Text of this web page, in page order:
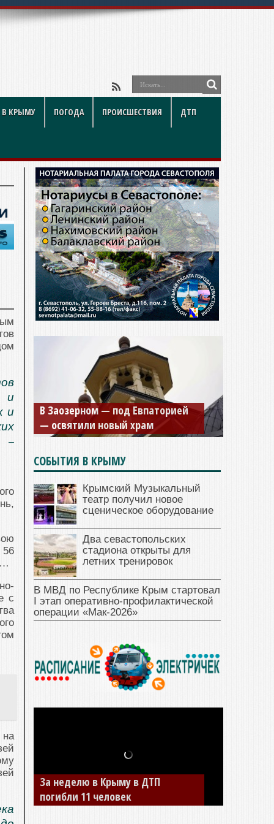
КРЫМУ ПОГОДА ПРОИСШЕСТВИЯ ДТП
и
и
–
56
с
на
Мужской монастырь Косьмы и
Дамиана в Крыму вновь открыт
для посещения
СОБЫТИЯ В КРЫМУ
Крымский Музыкальный
театр получил новое
сценическое оборудование
Два севастопольских
стадиона открыты для
летних тренировок
В МВД по Республике Крым стартовал
I этап оперативно‑профилактической
операции «Мак‑2026»
В Джанкое водитель ВАЗа сбил
двух детей на «зебре»